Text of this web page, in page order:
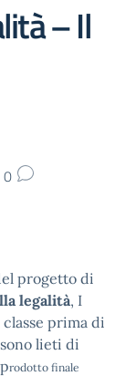
– Il
0
progetto di
legalità, I
prima di
lieti di
rodotto finale